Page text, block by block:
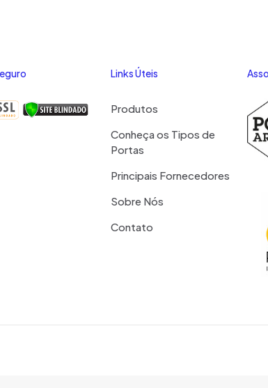
Links Úteis
Produtos
Conheça os Tipos de
Portas
Principais Fornecedores
Sobre Nós
Contato